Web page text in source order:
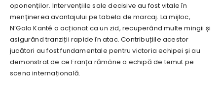
oponenților. Intervențiile sale decisive au fost vitale în
menținerea avantajului pe tabela de marcaj. La mijloc,
N’Golo Kanté a acționat ca un zid, recuperând multe mingii și
asigurând tranziții rapide în atac. Contribuțiile acestor
jucători au fost fundamentale pentru victoria echipei și au
demonstrat de ce Franța rămâne o echipă de temut pe
scena internațională.